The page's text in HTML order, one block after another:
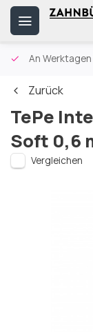
An
Zurück
TePe
Soft 0,6
Vergleichen